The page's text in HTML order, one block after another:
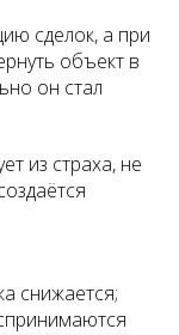
сделок, а при
объект в
он стал
из страха, не
снижается;